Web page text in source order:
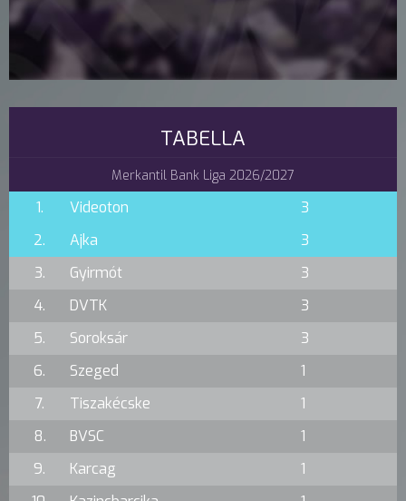
TABELLA
Merkantil Bank Liga 2026/2027
1. Videoton
3
2.
Ajka
3
3.
Gyirmót
3
4.
DVTK
3
5.
Soroksár
3
6.
Szeged
1
7.
Tiszakécske
1
8.
BVSC
1
9.
Karcag
1